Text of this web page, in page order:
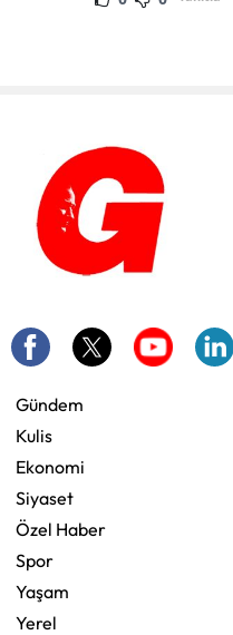
Gündem
Kulis
Ekonomi
Siyaset
Özel Haber
Spor
Yaşam
Yerel